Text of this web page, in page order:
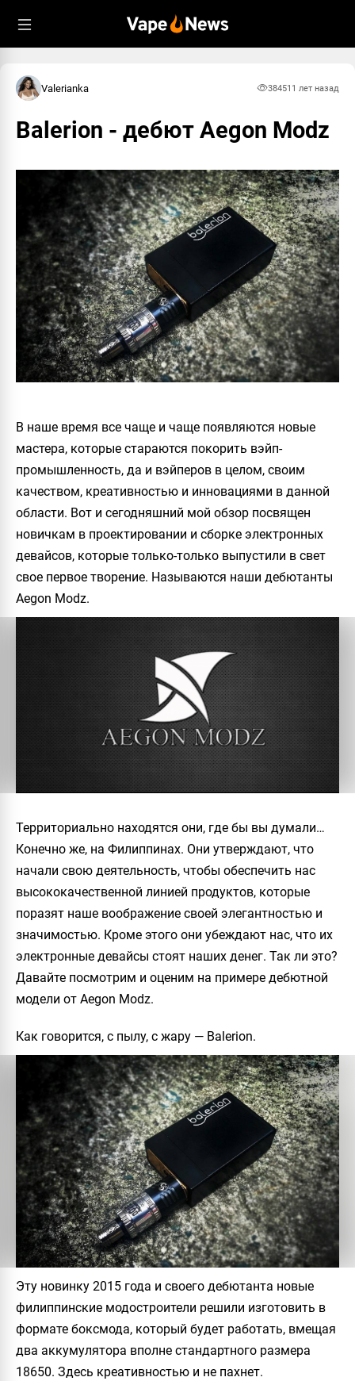
Valerianka 384511 лет назад
Balerion - дебют Aegon Modz
В наше время все чаще и чаще появляются новые
мастера, которые стараются покорить вэйп-
промышленность, да и вэйперов в целом, своим
качеством, креативностью и инновациями в данной
области. Вот и сегодняшний мой обзор посвящен
новичкам в проектировании и сборке электронных
девайсов, которые только-только выпустили в свет
свое первое творение. Называются наши дебютанты
Aegon Modz.
Территориально находятся они, где бы вы думали…
Конечно же, на Филиппинах. Они утверждают, что
начали свою деятельность, чтобы обеспечить нас
высококачественной линией продуктов, которые
поразят наше воображение своей элегантностью и
значимостью. Кроме этого они убеждают нас, что их
электронные девайсы стоят наших денег. Так ли это?
Давайте посмотрим и оценим на примере дебютной
модели от Aegon Modz.
Как говорится, с пылу, с жару — Balerion.
Эту новинку 2015 года и своего дебютанта новые
филиппинские модостроители решили изготовить в
формате боксмода, который будет работать, вмещая
два аккумулятора вполне стандартного размера
18650. Здесь креативностью и не пахнет.